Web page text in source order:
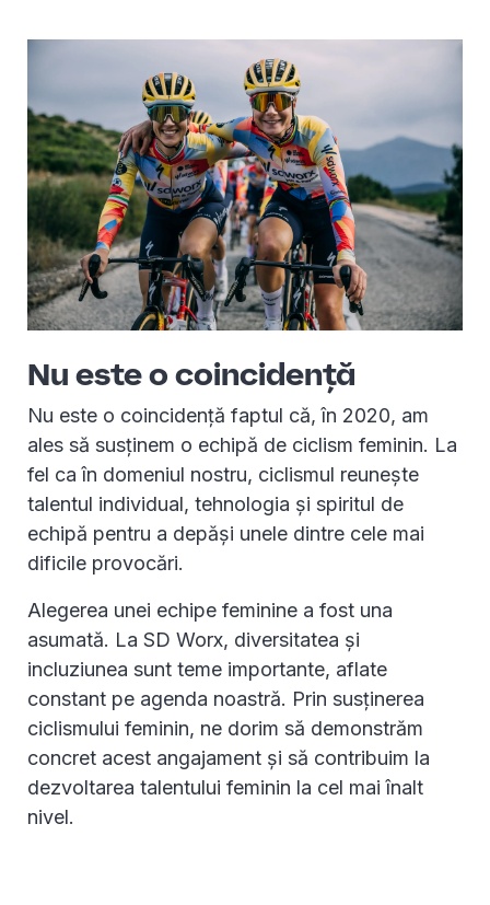
Nu este o coincidență
Nu este o coincidență faptul că, în 2020, am
ales să susținem o echipă de ciclism feminin. La
fel ca în domeniul nostru, ciclismul reunește
talentul individual, tehnologia și spiritul de
echipă pentru a depăși unele dintre cele mai
dificile provocări.
Alegerea unei echipe feminine a fost una
asumată. La SD Worx, diversitatea și
incluziunea sunt teme importante, aflate
constant pe agenda noastră. Prin susținerea
ciclismului feminin, ne dorim să demonstrăm
concret acest angajament și să contribuim la
dezvoltarea talentului feminin la cel mai înalt
nivel.